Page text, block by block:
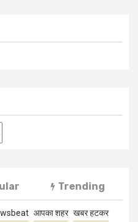
Trending
आपका शहर खबर हटकर